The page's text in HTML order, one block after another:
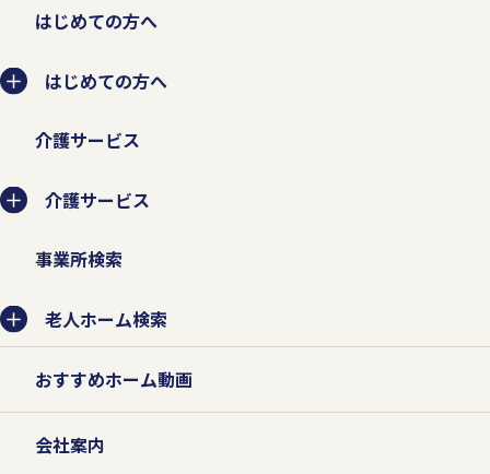
はじめての方へ
はじめての方へ
介護サービス
介護サービス
事業所検索
老人ホーム検索
おすすめホーム動画
会社案内